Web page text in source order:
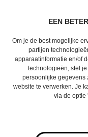
Postcode :
EEN
Om je de best mogelijke
partijen
apparaatinformatie en/of
technologieën, stel
persoonlijke gegevens
website te verwerken. Je
via de optie